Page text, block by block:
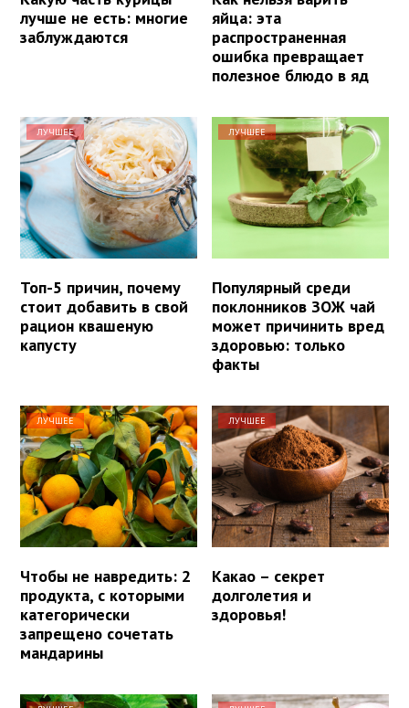
лучше не есть: многие
заблуждаются
яйца: эта
распространенная
ошибка превращает
полезное блюдо в яд
ЛУЧШЕЕ
Топ-5 причин, почему
стоит добавить в свой
рацион квашеную
капусту
ЛУЧШЕЕ
Популярный среди
поклонников ЗОЖ чай
может причинить вред
здоровью: только
факты
ЛУЧШЕЕ
Чтобы не навредить: 2
продукта, с которыми
категорически
запрещено сочетать
мандарины
ЛУЧШЕЕ
Какао – секрет
долголетия и
здоровья!